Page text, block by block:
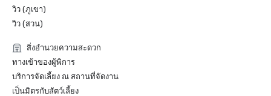
วิว (ภูเขา)
วิว (สวน)
สิ่งอำนวยความสะดวก
ทางเข้าของผู้พิการ
บริการจัดเลี้ยง ณ สถานที่จัดงาน
เป็นมิตรกับสัตว์เลี้ยง